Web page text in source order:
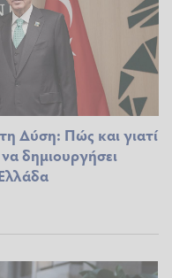
Δύση: Πώς και γιατί
δημιουργήσει